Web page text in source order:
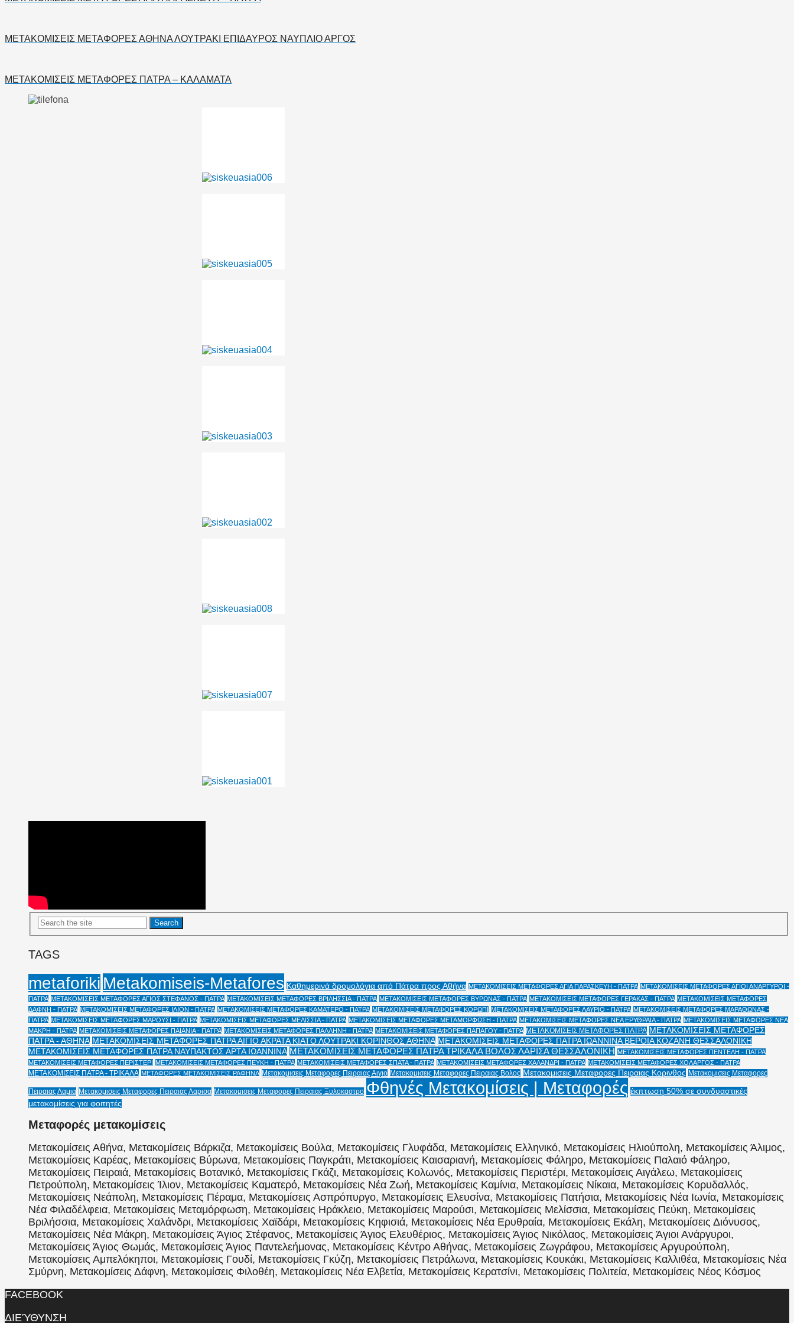
ΜΕΤΑΚΟΜΙΣΕΙΣ ΜΕΤΑΦΟΡΕΣ ΑΘΗΝΑ ΛΟΥΤΡΑΚΙ ΕΠΙΔΑΥΡΟΣ ΝΑΥΠΛΙΟ ΑΡΓΟΣ
ΜΕΤΑΚΟΜΙΣΕΙΣ ΜΕΤΑΦΟΡΕΣ ΠΑΤΡΑ – ΚΑΛΑΜΑΤΑ
TAGS
metaforiki Metakomiseis-Metafores Καθημερινά δρομολόγια από Πάτρα προς Αθήνα ΜΕΤΑΚΟΜΙΣΕΙΣ ΜΕΤΑΦΟΡΕΣ ΑΓΙΑ ΠΑΡΑΣΚΕΥΗ - ΠΑΤΡΑ ΜΕΤΑΚΟΜΙΣΕΙΣ ΜΕΤΑΦΟΡΕΣ ΑΓΙΟΙ ΑΝΑΡΓΥΡΟΙ -
ΠΑΤΡΑ ΜΕΤΑΚΟΜΙΣΕΙΣ ΜΕΤΑΦΟΡΕΣ ΑΓΙΟΣ ΣΤΕΦΑΝΟΣ - ΠΑΤΡΑ ΜΕΤΑΚΟΜΙΣΕΙΣ ΜΕΤΑΦΟΡΕΣ ΒΡΙΛΗΣΣΙΑ - ΠΑΤΡΑ ΜΕΤΑΚΟΜΙΣΕΙΣ ΜΕΤΑΦΟΡΕΣ ΒΥΡΩΝΑΣ - ΠΑΤΡΑ ΜΕΤΑΚΟΜΙΣΕΙΣ ΜΕΤΑΦΟΡΕΣ ΓΕΡΑΚΑΣ - ΠΑΤΡΑ ΜΕΤΑΚΟΜΙΣΕΙΣ ΜΕΤΑΦΟΡΕΣ
ΔΑΦΝΗ - ΠΑΤΡΑ ΜΕΤΑΚΟΜΙΣΕΙΣ ΜΕΤΑΦΟΡΕΣ ΙΛΙΟΝ - ΠΑΤΡΑ ΜΕΤΑΚΟΜΙΣΕΙΣ ΜΕΤΑΦΟΡΕΣ ΚΑΜΑΤΕΡΟ - ΠΑΤΡΑ ΜΕΤΑΚΟΜΙΣΕΙΣ ΜΕΤΑΦΟΡΕΣ ΚΟΡΩΠΙ ΜΕΤΑΚΟΜΙΣΕΙΣ ΜΕΤΑΦΟΡΕΣ ΛΑΥΡΙΟ - ΠΑΤΡΑ ΜΕΤΑΚΟΜΙΣΕΙΣ ΜΕΤΑΦΟΡΕΣ ΜΑΡΑΘΩΝΑΣ -
ΠΑΤΡΑ ΜΕΤΑΚΟΜΙΣΕΙΣ ΜΕΤΑΦΟΡΕΣ ΜΑΡΟΥΣΙ - ΠΑΤΡΑ ΜΕΤΑΚΟΜΙΣΕΙΣ ΜΕΤΑΦΟΡΕΣ ΜΕΛΙΣΣΙΑ - ΠΑΤΡΑ ΜΕΤΑΚΟΜΙΣΕΙΣ ΜΕΤΑΦΟΡΕΣ ΜΕΤΑΜΟΡΦΩΣΗ - ΠΑΤΡΑ ΜΕΤΑΚΟΜΙΣΕΙΣ ΜΕΤΑΦΟΡΕΣ ΝΕΑ ΕΡΥΘΡΑΙΑ - ΠΑΤΡΑ ΜΕΤΑΚΟΜΙΣΕΙΣ ΜΕΤΑΦΟΡΕΣ ΝΕΑ
ΜΑΚΡΗ - ΠΑΤΡΑ ΜΕΤΑΚΟΜΙΣΕΙΣ ΜΕΤΑΦΟΡΕΣ ΠΑΙΑΝΙΑ - ΠΑΤΡΑ ΜΕΤΑΚΟΜΙΣΕΙΣ ΜΕΤΑΦΟΡΕΣ ΠΑΛΛΗΝΗ - ΠΑΤΡΑ ΜΕΤΑΚΟΜΙΣΕΙΣ ΜΕΤΑΦΟΡΕΣ ΠΑΠΑΓΟΥ - ΠΑΤΡΑ ΜΕΤΑΚΟΜΙΣΕΙΣ ΜΕΤΑΦΟΡΕΣ ΠΑΤΡΑ ΜΕΤΑΚΟΜΙΣΕΙΣ ΜΕΤΑΦΟΡΕΣ
ΠΑΤΡΑ - ΑΘΗΝΑ ΜΕΤΑΚΟΜΙΣΕΙΣ ΜΕΤΑΦΟΡΕΣ ΠΑΤΡΑ ΑΙΓΙΟ ΑΚΡΑΤΑ ΚΙΑΤΟ ΛΟΥΤΡΑΚΙ ΚΟΡΙΝΘΟΣ ΑΘΗΝΑ ΜΕΤΑΚΟΜΙΣΕΙΣ ΜΕΤΑΦΟΡΕΣ ΠΑΤΡΑ ΙΩΑΝΝΙΝΑ ΒΕΡΟΙΑ ΚΟΖΑΝΗ ΘΕΣΣΑΛΟΝΙΚΗ
ΜΕΤΑΚΟΜΙΣΕΙΣ ΜΕΤΑΦΟΡΕΣ ΠΑΤΡΑ ΝΑΥΠΑΚΤΟΣ ΑΡΤΑ ΙΩΑΝΝΙΝΑ ΜΕΤΑΚΟΜΙΣΕΙΣ ΜΕΤΑΦΟΡΕΣ ΠΑΤΡΑ ΤΡΙΚΑΛΑ ΒΟΛΟΣ ΛΑΡΙΣΑ ΘΕΣΣΑΛΟΝΙΚΗ ΜΕΤΑΚΟΜΙΣΕΙΣ ΜΕΤΑΦΟΡΕΣ ΠΕΝΤΕΛΗ - ΠΑΤΡΑ
ΜΕΤΑΚΟΜΙΣΕΙΣ ΜΕΤΑΦΟΡΕΣ ΠΕΡΙΣΤΕΡΙ ΜΕΤΑΚΟΜΙΣΕΙΣ ΜΕΤΑΦΟΡΕΣ ΠΕΥΚΗ - ΠΑΤΡΑ ΜΕΤΑΚΟΜΙΣΕΙΣ ΜΕΤΑΦΟΡΕΣ ΣΠΑΤΑ - ΠΑΤΡΑ ΜΕΤΑΚΟΜΙΣΕΙΣ ΜΕΤΑΦΟΡΕΣ ΧΑΛΑΝΔΡΙ - ΠΑΤΡΑ ΜΕΤΑΚΟΜΙΣΕΙΣ ΜΕΤΑΦΟΡΕΣ ΧΟΛΑΡΓΟΣ - ΠΑΤΡΑ
ΜΕΤΑΚΟΜΙΣΕΙΣ ΠΑΤΡΑ - ΤΡΙΚΑΛΑ ΜΕΤΑΦΟΡΕΣ ΜΕΤΑΚΟΜΙΣΕΙΣ ΡΑΦΗΝΑ Μετακομισεις Μεταφορες Πειραιας Αιγιο Μετακομισεις Μεταφορες Πειραιας Βολος Μετακομισεις Μεταφορες Πειραιας Κορινθος Μετακομισεις Μεταφορες
Πειραιας Λαμια Μετακομισεις Μεταφορες Πειραιας Λαρισα Μετακομισεις Μεταφορες Πειραιας Ξυλοκαστρο Φθηνές Μετακομίσεις | Μεταφορές έκπτωση 50% σε συνδυαστικές
μετακομίσεις για φοιτητές
Μεταφορές μετακομίσεις
Μετακομίσεις Αθήνα, Μετακομίσεις Βάρκιζα, Μετακομίσεις Βούλα, Μετακομίσεις Γλυφάδα, Μετακομίσεις Ελληνικό, Μετακομίσεις Ηλιούπολη, Μετακομίσεις Άλιμος,
Μετακομίσεις Καρέας, Μετακομίσεις Βύρωνα, Μετακομίσεις Παγκράτι, Μετακομίσεις Καισαριανή, Μετακομίσεις Φάληρο, Μετακομίσεις Παλαιό Φάληρο,
Μετακομίσεις Πειραιά, Μετακομίσεις Βοτανικό, Μετακομίσεις Γκάζι, Μετακομίσεις Κολωνός, Μετακομίσεις Περιστέρι, Μετακομίσεις Αιγάλεω, Μετακομίσεις
Πετρούπολη, Μετακομίσεις Ίλιον, Μετακομίσεις Καματερό, Μετακομίσεις Νέα Ζωή, Μετακομίσεις Καμίνια, Μετακομίσεις Νίκαια, Μετακομίσεις Κορυδαλλός,
Μετακομίσεις Νεάπολη, Μετακομίσεις Πέραμα, Μετακομίσεις Ασπρόπυργο, Μετακομίσεις Ελευσίνα, Μετακομίσεις Πατήσια, Μετακομίσεις Νέα Ιωνία, Μετακομίσεις
Νέα Φιλαδέλφεια, Μετακομίσεις Μεταμόρφωση, Μετακομίσεις Ηράκλειο, Μετακομίσεις Μαρούσι, Μετακομίσεις Μελίσσια, Μετακομίσεις Πεύκη, Μετακομίσεις
Βριλήσσια, Μετακομίσεις Χαλάνδρι, Μετακομίσεις Χαϊδάρι, Μετακομίσεις Κηφισιά, Μετακομίσεις Νέα Ερυθραία, Μετακομίσεις Εκάλη, Μετακομίσεις Διόνυσος,
Μετακομίσεις Νέα Μάκρη, Μετακομίσεις Άγιος Στέφανος, Μετακομίσεις Άγιος Ελευθέριος, Μετακομίσεις Άγιος Νικόλαος, Μετακομίσεις Άγιοι Ανάργυροι,
Μετακομίσεις Άγιος Θωμάς, Μετακομίσεις Άγιος Παντελεήμονας, Μετακομίσεις Κέντρο Αθήνας, Μετακομίσεις Ζωγράφου, Μετακομίσεις Αργυρούπολη,
Μετακομίσεις Αμπελόκηποι, Μετακομίσεις Γουδί, Μετακομίσεις Γκύζη, Μετακομίσεις Πετράλωνα, Μετακομίσεις Κουκάκι, Μετακομίσεις Καλλιθέα, Μετακομίσεις Νέα
Σμύρνη, Μετακομίσεις Δάφνη, Μετακομίσεις Φιλοθέη, Μετακομίσεις Νέα Ελβετία, Μετακομίσεις Κερατσίνι, Μετακομίσεις Πολιτεία, Μετακομίσεις Νέος Κόσμος
FACEBOOK
ΔΙΕΎΘΥΝΣΗ